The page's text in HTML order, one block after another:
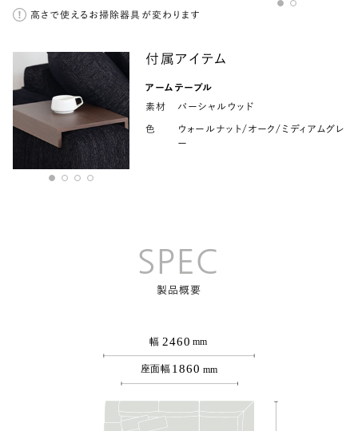
高さで使えるお掃除器具が変わります
付属アイテム
アームテーブル
素材
パーシャルウッド
色
ウォールナット/オーク/ミディアムグレ
ー
SPEC
製品概要